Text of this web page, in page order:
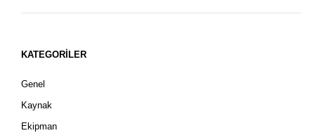
KATEGORILER
Genel
Kaynak
Ekipman